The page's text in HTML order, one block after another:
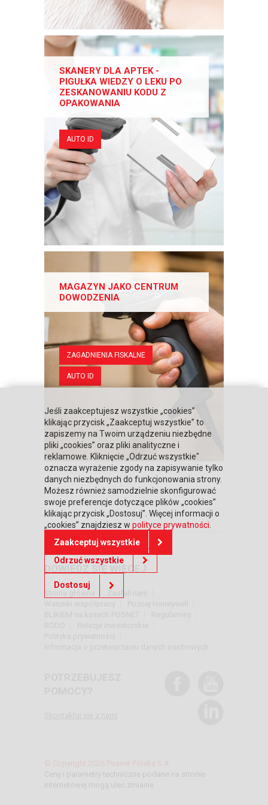
SKANERY DLA APTEK -
PIGUŁKA WIEDZY O LEKU PO
ZESKANOWANIU KODU Z
OPAKOWANIA
AUTO ID
MAGAZYN JAKO CENTRUM
DOWODZENIA
ZAGADNIENIA FISKALNE
AUTO ID
«‹ 1 2
DOWIEDZ SIĘ WIĘCEJ
Strona główna
Ceny i parametry techniczne podane na stronie
internetowej mogą ulec zmianie
Jeśli zaakceptujesz wszystkie „cookies”
klikając przycisk „Zaakceptuj wszystkie” to
zapiszemy na Twoim urządzeniu niezbędne
pliki „cookies” oraz pliki analityczne i
reklamowe. Kliknięcie „Odrzuć wszystkie"
oznacza wyrażenie zgody na zapisywanie tylko
danych niezbędnych do funkcjonowania strony.
Możesz również samodzielnie skonfigurować
swoje preferencje dotyczące plików „cookies”
klikając przycisk „Dostosuj”. Więcej informacji o
„cookies” znajdziesz w polityce prywatności
Zaakceptuj wszystkie
Odrzuć wszystkie
Dostosuj